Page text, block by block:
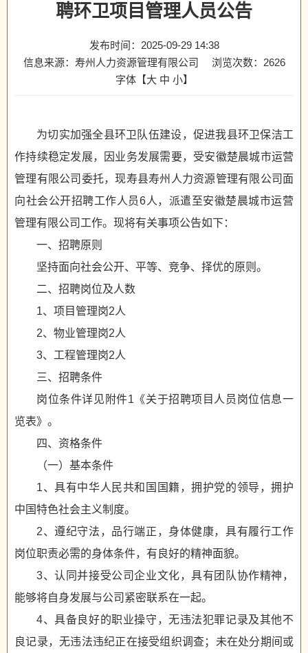
聘环卫项目管理人员公告
发布时间：2025-09-29 14:38
信息来源：寿州人力资源管理有限公司
浏览次数： 2626
字体【大 中 小】
为切实加强全县环卫队伍建设，促进我县环卫保洁工
作持续稳定发展，因业务发展需要，受安徽楚晨城市运营
管理有限公司委托，现寿县寿州人力资源管理有限公司面
向社会公开招聘工作人员6人，派遣至安徽楚晨城市运营
管理有限公司工作。现将有关事项公告如下：
一、招聘原则
坚持面向社会公开、平等、竞争、择优的原则。
二、招聘岗位及人数
1、项目管理岗2人
2、物业管理岗2人
3、工程管理岗2人
三、招聘条件
岗位条件详见附件1《关于招聘项目人员岗位信息一
览表》。
四、资格条件
（一）基本条件
1、具有中华人民共和国国籍，拥护党的领导，拥护
中国特色社会主义制度。
2、遵纪守法，品行端正，身体健康，具有履行工作
岗位职责必需的身体条件，有良好的精神面貌。
3、认同并接受公司企业文化，具有团队协作精神，
能够将自身发展与公司紧密联系在一起。
4、具备良好的职业操守，无违法犯罪记录及其他不
良记录，无违法违纪正在接受组织调查；未在处分期间或